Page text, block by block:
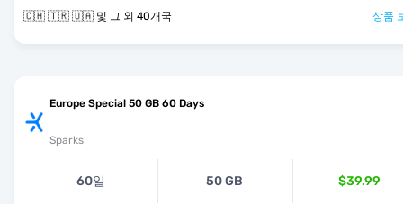
🇨🇭 🇹🇷 🇺🇦 및 그 외 40개국 상품
Europe Special 50 GB 60 Days
Sparks
60일 50 GB $39.99